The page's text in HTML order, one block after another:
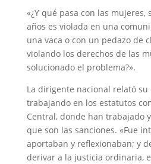
«¿Y qué pasa con las
años es violada en una
una vaca o con un pedazo de
violando los derechos de las
solucionado el problema?».
La dirigente nacional relató
trabajando en los estatutos
Central, donde han trabajado
que son las sanciones. «Fue
aportaban y reflexionaban; y
derivar a la justicia ordinaria,